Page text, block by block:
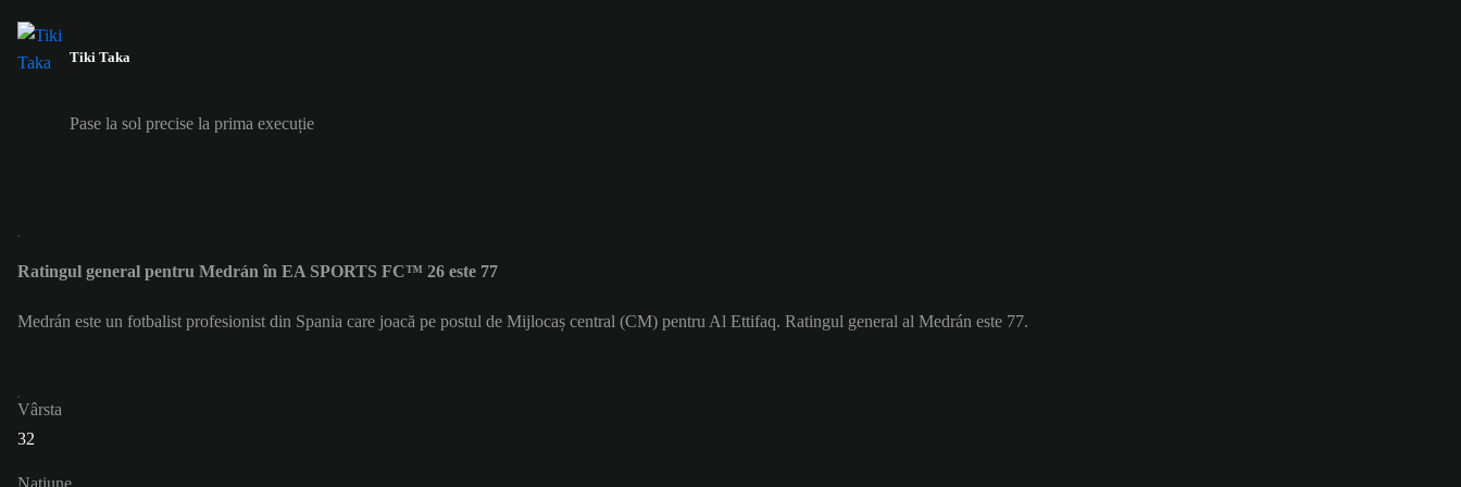
Tiki Taka
Pase la sol precise la prima execuție
Ratingul general pentru Medrán în EA SPORTS FC™ 26 este 77
Medrán este un fotbalist profesionist din Spania care joacă pe postul de Mijlocaș central (CM) pentru Al Ettifaq. Ratingul general al Medrán este 77.
Vârsta
32